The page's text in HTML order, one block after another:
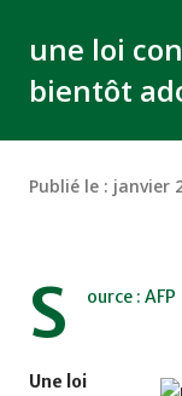
une loi
bientôt
Publié le : janvier
S ource : AFP
Une loi